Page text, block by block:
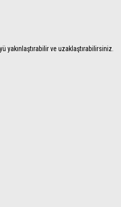
yakınlaştırabilir ve uzaklaştırabilirsiniz.